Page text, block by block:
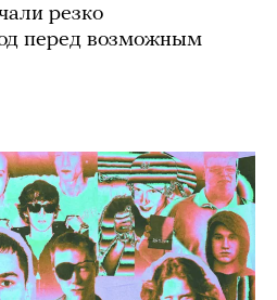
резко
перед возможным